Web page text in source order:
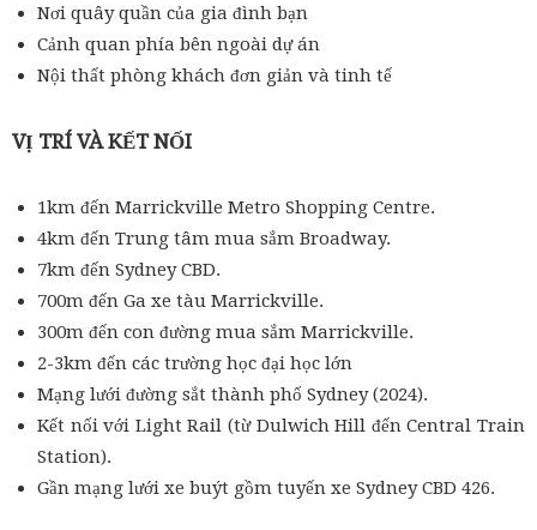
Nơi quây quần của gia đình bạn
Cảnh quan phía bên ngoài dự án
Nội thất phòng khách đơn giản và tinh tế
VỊ TRÍ VÀ KẾT NỐI
1km đến Marrickville Metro Shopping Centre.
4km đến Trung tâm mua sắm Broadway.
7km đến Sydney CBD.
700m đến Ga xe tàu Marrickville.
300m đến con đường mua sắm Marrickville.
2-3km đến các trường học đại học lớn
Mạng lưới đường sắt thành phố Sydney (2024).
Kết nối với Light Rail (từ Dulwich Hill đến Central Train
Station).
Gần mạng lưới xe buýt gồm tuyến xe Sydney CBD 426.